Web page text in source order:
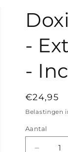
-
-
Normale
prijs
€24,95
Belastingen
Aantal